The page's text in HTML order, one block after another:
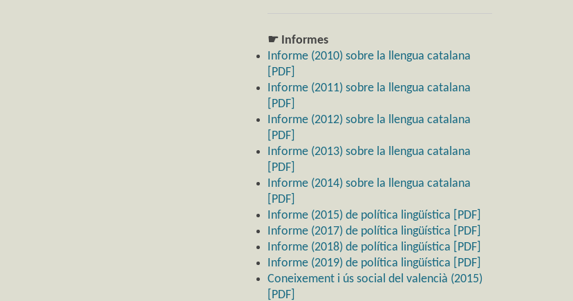
☛ Informes
Informe (2010) sobre la llengua catalana
[PDF]
Informe (2011) sobre la llengua catalana
[PDF]
Informe (2012) sobre la llengua catalana
[PDF]
Informe (2013) sobre la llengua catalana
[PDF]
Informe (2014) sobre la llengua catalana
[PDF]
Informe (2015) de política lingüística [PDF]
Informe (2017) de política lingüística [PDF]
Informe (2018) de política lingüística [PDF]
Informe (2019) de política lingüística [PDF]
Coneixement i ús social del valencià (2015)
[PDF]